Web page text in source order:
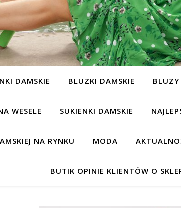
DAMSKIE BLUZKI DAMSKIE BLUZY
WESELE SUKIENKI DAMSKIE
NA RYNKU MODA
BUTIK OPINIE KLIENTÓW O